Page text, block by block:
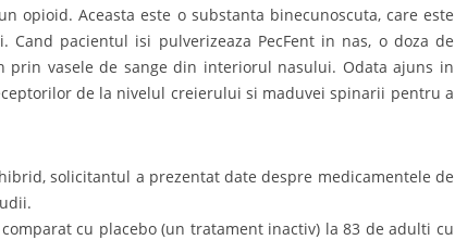
opioid. Aceasta este o substanta binecunoscuta, care este
pacientul isi pulverizeaza PecFent in nas, o doza de
vasele de sange din interiorul nasului. Odata ajuns in
de la nivelul creierului si maduvei spinarii pentru a
solicitantul a prezentat date despre medicamentele de
cu placebo (un tratament inactiv) la 83 de adulti cu